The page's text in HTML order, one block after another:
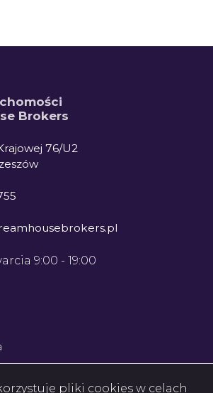
Brokers
76/U2
9:00 - 19:00
pliki cookies w celach